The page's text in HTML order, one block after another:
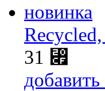
новинка
31 ⃏